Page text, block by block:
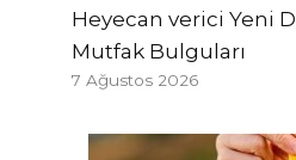
Heyecan verici Yeni
Mutfak Bulguları
7 Ağustos 2026